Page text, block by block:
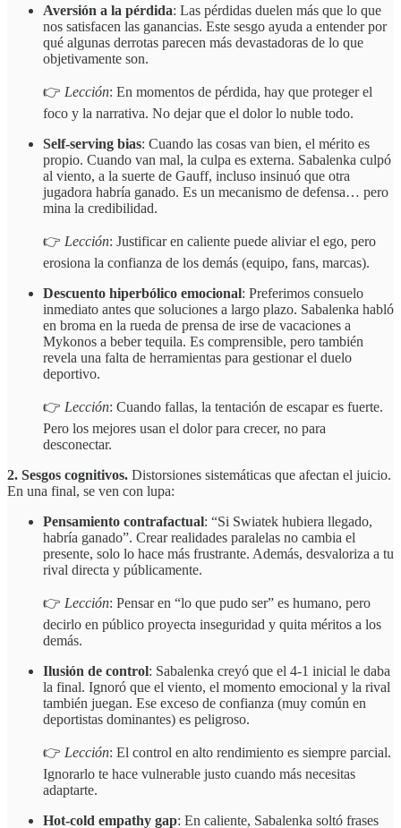
Aversión a la pérdida: Las pérdidas duelen más que lo que
nos satisfacen las ganancias. Este sesgo ayuda a entender por
qué algunas derrotas parecen más devastadoras de lo que
objetivamente son.
👉 Lección: En momentos de pérdida, hay que proteger el
foco y la narrativa. No dejar que el dolor lo nuble todo.
Self-serving bias: Cuando las cosas van bien, el mérito es
propio. Cuando van mal, la culpa es externa. Sabalenka culpó
al viento, a la suerte de Gauff, incluso insinuó que otra
jugadora habría ganado. Es un mecanismo de defensa… pero
mina la credibilidad.
👉 Lección: Justificar en caliente puede aliviar el ego, pero
erosiona la confianza de los demás (equipo, fans, marcas).
Descuento hiperbólico emocional: Preferimos consuelo
inmediato antes que soluciones a largo plazo. Sabalenka habló
en broma en la rueda de prensa de irse de vacaciones a
Mykonos a beber tequila. Es comprensible, pero también
revela una falta de herramientas para gestionar el duelo
deportivo.
👉 Lección: Cuando fallas, la tentación de escapar es fuerte.
Pero los mejores usan el dolor para crecer, no para
desconectar.
2. Sesgos cognitivos. Distorsiones sistemáticas que afectan el juicio.
En una final, se ven con lupa:
Pensamiento contrafactual: “Si Swiatek hubiera llegado,
habría ganado”. Crear realidades paralelas no cambia el
presente, solo lo hace más frustrante. Además, desvaloriza a tu
rival directa y públicamente.
👉 Lección: Pensar en “lo que pudo ser” es humano, pero
decirlo en público proyecta inseguridad y quita méritos a los
demás.
Ilusión de control: Sabalenka creyó que el 4-1 inicial le daba
la final. Ignoró que el viento, el momento emocional y la rival
también juegan. Ese exceso de confianza (muy común en
deportistas dominantes) es peligroso.
👉 Lección: El control en alto rendimiento es siempre parcial.
Ignorarlo te hace vulnerable justo cuando más necesitas
adaptarte.
Hot-cold empathy gap: En caliente, Sabalenka soltó frases